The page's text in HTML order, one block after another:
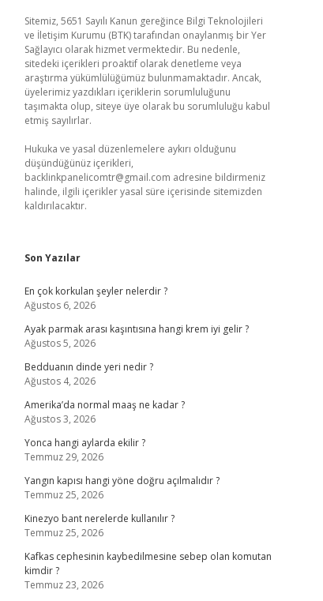
Sitemiz, 5651 Sayılı Kanun gereğince Bilgi Teknolojileri
ve İletişim Kurumu (BTK) tarafından onaylanmış bir Yer
Sağlayıcı olarak hizmet vermektedir. Bu nedenle,
sitedeki içerikleri proaktif olarak denetleme veya
araştırma yükümlülüğümüz bulunmamaktadır. Ancak,
üyelerimiz yazdıkları içeriklerin sorumluluğunu
taşımakta olup, siteye üye olarak bu sorumluluğu kabul
etmiş sayılırlar.
Hukuka ve yasal düzenlemelere aykırı olduğunu
düşündüğünüz içerikleri,
backlinkpanelicomtr@gmail.com adresine bildirmeniz
halinde, ilgili içerikler yasal süre içerisinde sitemizden
kaldırılacaktır.
Son Yazılar
En çok korkulan şeyler nelerdir ?
Ağustos 6, 2026
Ayak parmak arası kaşıntısına hangi krem iyi gelir ?
Ağustos 5, 2026
Bedduanın dinde yeri nedir ?
Ağustos 4, 2026
Amerika’da normal maaş ne kadar ?
Ağustos 3, 2026
Yonca hangi aylarda ekilir ?
Temmuz 29, 2026
Yangın kapısı hangi yöne doğru açılmalıdır ?
Temmuz 25, 2026
Kinezyo bant nerelerde kullanılır ?
Temmuz 25, 2026
Kafkas cephesinin kaybedilmesine sebep olan komutan
kimdir ?
Temmuz 23, 2026